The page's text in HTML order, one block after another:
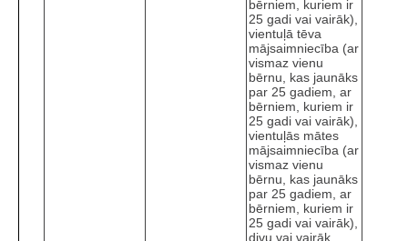
bērniem, kuriem ir
25 gadi vai vairāk),
vientuļā tēva
mājsaimniecība (ar
vismaz vienu
bērnu, kas jaunāks
par 25 gadiem, ar
bērniem, kuriem ir
25 gadi vai vairāk),
vientuļās mātes
mājsaimniecība (ar
vismaz vienu
bērnu, kas jaunāks
par 25 gadiem, ar
bērniem, kuriem ir
25 gadi vai vairāk),
divu vai vairāk